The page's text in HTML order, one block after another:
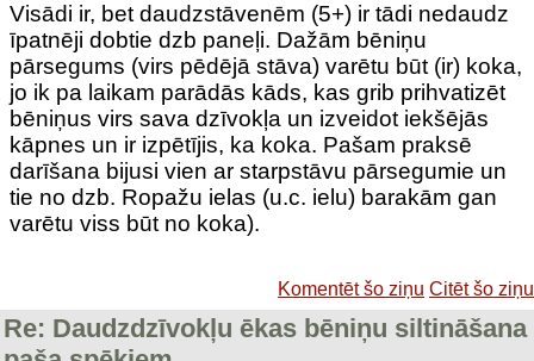
Visādi ir, bet daudzstāvenēm (5+) ir tādi nedaudz
īpatnēji dobtie dzb paneļi. Dažām bēniņu
pārsegums (virs pēdējā stāva) varētu būt (ir) koka,
jo ik pa laikam parādās kāds, kas grib prihvatizēt
bēniņus virs sava dzīvokļa un izveidot iekšējās
kāpnes un ir izpētījis, ka koka. Pašam praksē
darīšana bijusi vien ar starpstāvu pārsegumie un
tie no dzb. Ropažu ielas (u.c. ielu) barakām gan
varētu viss būt no koka).
Komentēt šo ziņu Citēt šo ziņu
Re: Daudzdzīvokļu ēkas bēniņu siltināšana